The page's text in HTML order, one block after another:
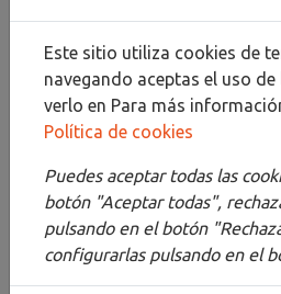
Este sitio utiliza cookies de
navegando aceptas el uso
verlo en Para más
Política de cookies
Puedes aceptar todas las
botón "Aceptar todas",
pulsando en el botón
configurarlas pulsando en el